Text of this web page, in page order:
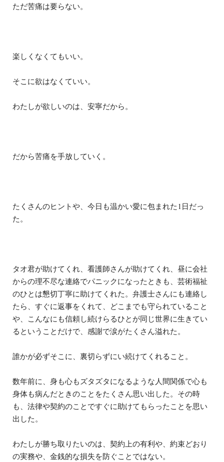
ただ苦痛は要らない。
楽しくなくてもいい。
そこに欲はなくていい。
わたしが欲しいのは、安寧だから。
だから苦痛を手放していく。
たくさんのヒントや、今日も温かい愛に包まれた1日だっ
た。
タオ君が助けてくれ、看護師さんが助けてくれ、昼に会社
からの理不尽な連絡でパニックになったときも、芸術福祉
のひとは懇切丁寧に助けてくれた。弁護士さんにも連絡し
たら、すぐに返事をくれて、どこまでも守られていること
や、こんなにも信頼し続けらるひとが同じ世界に生きてい
るということだけで、感謝で涙がたくさん溢れた。
誰かが必ずそこに、裏切らずにい続けてくれること。
数年前に、身も心もズタズタになるような人間関係で心も
身体も病んだときのことをたくさん思い出した。その時
も、法律や契約のことですぐに助けてもらったことを思い
出した。
わたしが勝ち取りたいのは、契約上の有利や、約束どおり
の実務や、金銭的な損失を防ぐことではない。